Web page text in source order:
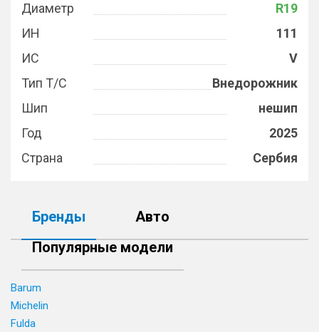
Диаметр
R19
ИН
111
ИС
V
Тип Т/С
Внедорожник
Шип
нешип
Год
2025
Страна
Сербия
Бренды
Авто
Популярные модели
Barum
Michelin
Fulda